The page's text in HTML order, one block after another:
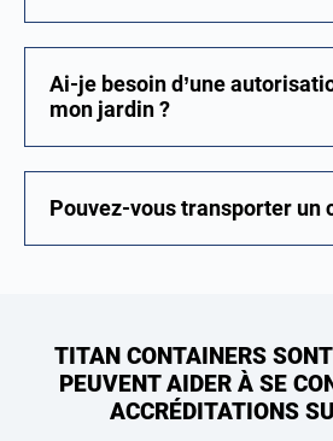
Ai-je besoin d’une
mon jardin ?
Pouvez-vous transporter un
TITAN CONTAINERS
PEUVENT AIDER À SE
ACCRÉDITATIONS